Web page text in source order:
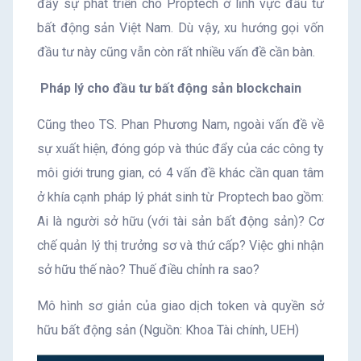
đẩy sự phát triển cho Proptech ở lĩnh vực đầu tư
bất động sản Việt Nam. Dù vậy, xu hướng gọi vốn
đầu tư này cũng vẫn còn rất nhiều vấn đề cần bàn.
Pháp lý cho đầu tư bất động sản blockchain
Cũng theo TS. Phan Phương Nam, ngoài vấn đề về
sự xuất hiện, đóng góp và thúc đẩy của các công ty
môi giới trung gian, có 4 vấn đề khác cần quan tâm
ở khía cạnh pháp lý phát sinh từ Proptech bao gồm:
Ai là người sở hữu (với tài sản bất động sản)? Cơ
chế quản lý thị trưởng sơ và thứ cấp? Việc ghi nhận
sở hữu thế nào? Thuế điều chỉnh ra sao?
Mô hình sơ giản của giao dịch token và quyền sở
hữu bất động sản (Nguồn: Khoa Tài chính, UEH)